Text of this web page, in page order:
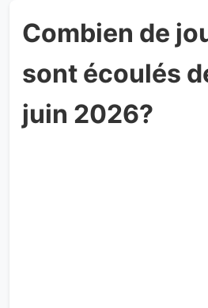
Combien de
sont écoulés
juin 2026?